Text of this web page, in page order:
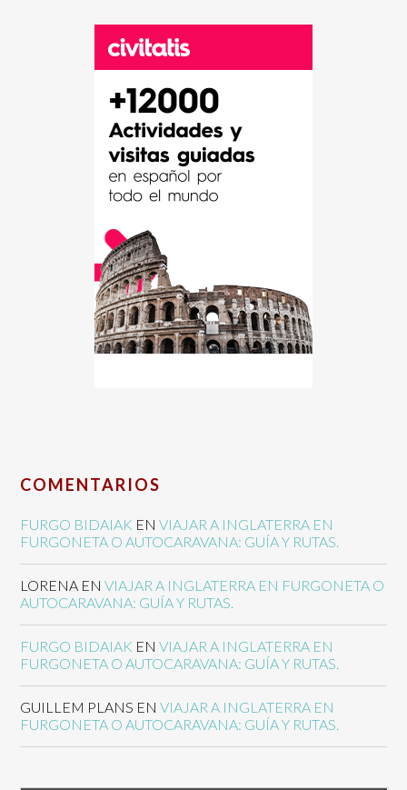
COMENTARIOS
FURGO BIDAIAK ENVIAJAR A INGLATERRA EN
FURGONETA O AUTOCARAVANA: GUÍA Y RUTAS.
LORENA ENVIAJAR A INGLATERRA EN FURGONETA O
AUTOCARAVANA: GUÍA Y RUTAS.
FURGO BIDAIAK ENVIAJAR A INGLATERRA EN
FURGONETA O AUTOCARAVANA: GUÍA Y RUTAS.
GUILLEM PLANS ENVIAJAR A INGLATERRA EN
FURGONETA O AUTOCARAVANA: GUÍA Y RUTAS.